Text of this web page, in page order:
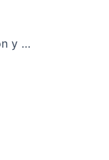
MF1342_2: Fabricación de complejos de papel, cartón y otros materiales